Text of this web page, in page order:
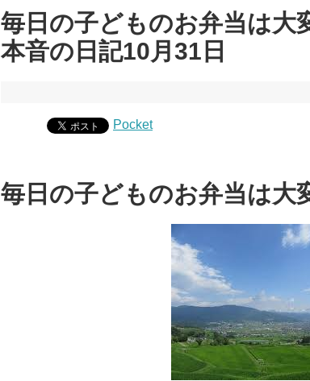
毎日の子どものお弁当は大
本音の日記10月31日
Pocket
毎日の子どものお弁当は大